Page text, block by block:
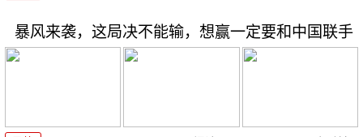
暴风来袭，这局决不能输，想赢一定要和中国联手